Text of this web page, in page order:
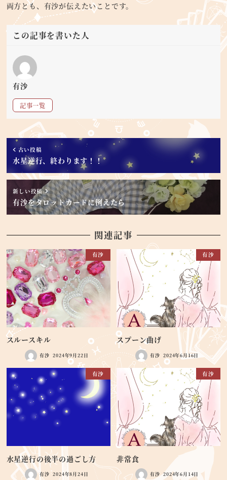
両方とも、有沙が伝えたいことです。
この記事を書いた人
有沙
記事一覧
古い投稿
水星逆行、終わります！！
新しい投稿
有沙をタロットカードに例えたら
関連記事
有沙
スルースキル
有沙 2024年9月22日
有沙
スプーン曲げ
有沙 2024年6月16日
有沙
水星逆行の後半の過ごし方
有沙 2024年8月24日
有沙
非常食
有沙 2024年6月14日